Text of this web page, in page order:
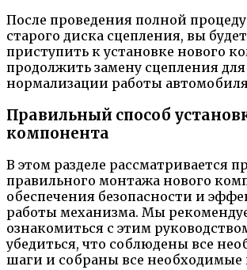
После проведения полной
старого диска сцепления, вы
приступить к установке нового
продолжить замену сцепления для
нормализации работы
Правильный способ
компонента
В этом разделе рассматривается
правильного монтажа нового
обеспечения безопасности и
работы механизма. Мы
ознакомиться с этим
убедиться, что соблюдены все
шаги и собраны все